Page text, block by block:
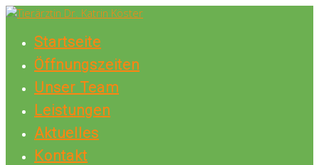
Skip
contentStartseite
Öffnungszeiten
Unser Team
Leistungen
Aktuelles
Kontakt